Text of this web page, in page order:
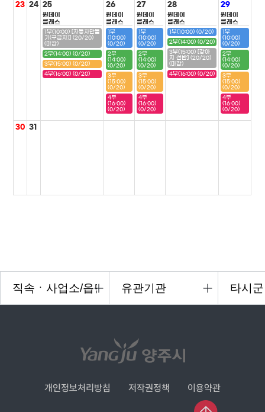
23 24 25
원데이
클래스
1부(10:00) [자동차만들
기(구급차)] (20/20)
(마감)
2부(14:00) (0/20)
3부(15:00) (0/20)
4부(16:00) (0/20)
26
원데이
클래스
1부
(10:00)
(0/20)
2부
(14:00)
(0/20)
3부
(15:00)
(0/20)
4부
(16:00)
(0/20)
27
원데이
클래스
1부
(10:00)
(0/20)
2부
(14:00)
(0/20)
3부
(15:00)
(0/20)
4부
(16:00)
(0/20)
28
원데이
클래스
1부(10:00) (0/20)
2부(14:00) (0/20)
3부(15:00) [강아
지 선반] (20/20)
(마감)
4부(16:00) (0/20)
29
원데이
클래스
1부
(10:00)
(0/20)
2부
(14:00)
(0/20)
3부
(15:00)
(0/20)
4부
(16:00)
(0/20)
30 31
개인정보처리방침 저작권정책 이용약관